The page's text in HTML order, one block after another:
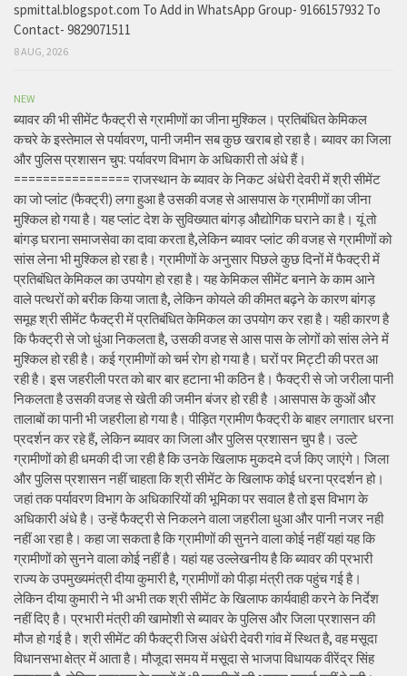
spmittal.blogspot.com To Add in WhatsApp Group- 9166157932 To
Contact- 9829071511
8 AUG, 2026
NEW
ब्यावर की भी सीमेंट फैक्ट्री से ग्रामीणों का जीना मुश्किल। प्रतिबंधित केमिकल
कचरे के इस्तेमाल से पर्यावरण, पानी जमीन सब कुछ खराब हो रहा है। ब्यावर का जिला
और पुलिस प्रशासन चुप: पर्यावरण विभाग के अधिकारी तो अंधे हैं।
================ राजस्थान के ब्यावर के निकट अंधेरी देवरी में श्री सीमेंट
का जो प्लांट (फैक्ट्री) लगा हुआ है उसकी वजह से आसपास के ग्रामीणों का जीना
मुश्किल हो गया है। यह प्लांट देश के सुविख्यात बांगड़ औद्योगिक घराने का है। यूं तो
बांगड़ घराना समाजसेवा का दावा करता है,लेकिन ब्यावर प्लांट की वजह से ग्रामीणों को
सांस लेना भी मुश्किल हो रहा है। ग्रामीणों के अनुसार पिछले कुछ दिनों में फैक्ट्री में
प्रतिबंधित केमिकल का उपयोग हो रहा है। यह केमिकल सीमेंट बनाने के काम आने
वाले पत्थरों को बरीक किया जाता है, लेकिन कोयले की कीमत बढ़ने के कारण बांगड़
समूह श्री सीमेंट फैक्ट्री में प्रतिबंधित केमिकल का उपयोग कर रहा है। यही कारण है
कि फैक्ट्री से जो धुंआ निकलता है, उसकी वजह से आस पास के लोगों को सांस लेने में
मुश्किल हो रही है। कई ग्रामीणों को चर्म रोग हो गया है। घरों पर मिट्टी की परत आ
रही है। इस जहरीली परत को बार बार हटाना भी कठिन है। फैक्ट्री से जो जरीला पानी
निकलता है उसकी वजह से खेती की जमीन बंजर हो रही है ।आसपास के कुओं और
तालाबों का पानी भी जहरीला हो गया है। पीड़ित ग्रामीण फैक्ट्री के बाहर लगातार धरना
प्रदर्शन कर रहे हैं, लेकिन ब्यावर का जिला और पुलिस प्रशासन चुप है। उल्टे
ग्रामीणों को ही धमकी दी जा रही है कि उनके खिलाफ मुकदमे दर्ज किए जाएंगे। जिला
और पुलिस प्रशासन नहीं चाहता कि श्री सीमेंट के खिलाफ कोई धरना प्रदर्शन हो।
जहां तक पर्यावरण विभाग के अधिकारियों की भूमिका पर सवाल है तो इस विभाग के
अधिकारी अंधे है। उन्हें फैक्ट्री से निकलने वाला जहरीला धुआ और पानी नजर नही
नहीं आ रहा है। कहा जा सकता है कि ग्रामीणों की सुनने वाला कोई नहीं यहां यह कि
ग्रामीणों को सुनने वाला कोई नहीं है। यहां यह उल्लेखनीय है कि ब्यावर की प्रभारी
राज्य के उपमुख्यमंत्री दीया कुमारी है, ग्रामीणों को पीड़ा मंत्री तक पहुंच गई है।
लेकिन दीया कुमारी ने भी अभी तक श्री सीमेंट के खिलाफ कार्यवाही करने के निर्देश
नहीं दिए है। प्रभारी मंत्री की खामोशी से ब्यावर के पुलिस और जिला प्रशासन की
मौज हो गई है। श्री सीमेंट की फैक्ट्री जिस अंधेरी देवरी गांव में स्थित है, वह मसूदा
विधानसभा क्षेत्र में आता है। मौजूदा समय में मसूदा से भाजपा विधायक वीरेंद्र सिंह